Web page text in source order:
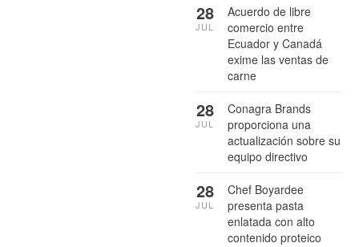
Acuerdo de libre
comercio entre
Ecuador y Canadá
exime las ventas de
carne
28
JUL
Conagra Brands
proporciona una
actualización sobre su
equipo directivo
28
JUL
Chef Boyardee
presenta pasta
enlatada con alto
contenido proteico
28
JUL